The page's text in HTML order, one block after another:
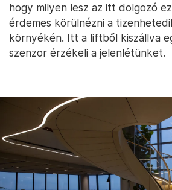
hogy milyen lesz az itt dolgozó
érdemes körülnézni a
környékén. Itt a liftből kiszállva
szenzor érzékeli a jelenlétünket.